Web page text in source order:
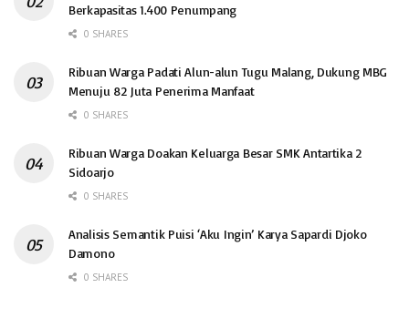
Berkapasitas 1.400 Penumpang
0 SHARES
Ribuan Warga Padati Alun-alun Tugu Malang, Dukung MBG
Menuju 82 Juta Penerima Manfaat
0 SHARES
Ribuan Warga Doakan Keluarga Besar SMK Antartika 2
Sidoarjo
0 SHARES
Analisis Semantik Puisi ‘Aku Ingin’ Karya Sapardi Djoko
Damono
0 SHARES